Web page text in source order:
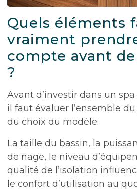
Quels éléments
vraiment
compte avant
?
Avant d’investir dans un
il faut évaluer l’ensemble
du choix du modèle.
La taille du bassin, la
de nage, le niveau
qualité de l’isolation
le confort d’utilisation au